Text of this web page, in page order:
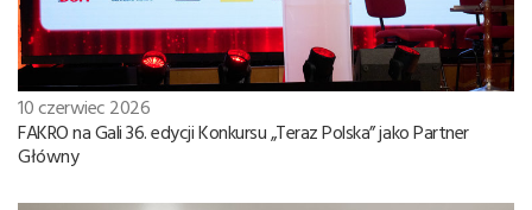
10 czerwiec 2026
FAKRO na Gali 36. edycji Konkursu „Teraz Polska” jako Partner
Główny